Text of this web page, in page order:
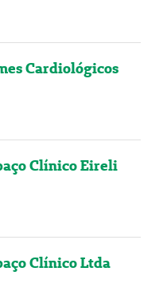
Cardiológicos
Clínico Eireli
Clínico Ltda